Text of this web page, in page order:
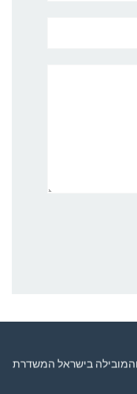
והמובילה בישראל המשדרת